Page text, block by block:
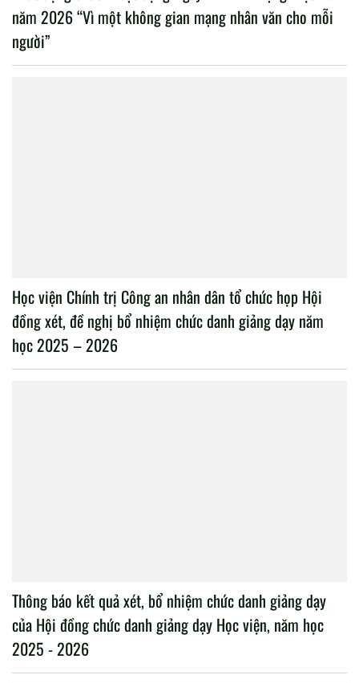
năm 2026 “Vì một không gian mạng nhân văn cho mỗi
người”
Học viện Chính trị Công an nhân dân tổ chức họp Hội
đồng xét, đề nghị bổ nhiệm chức danh giảng dạy năm
học 2025 – 2026
Thông báo kết quả xét, bổ nhiệm chức danh giảng dạy
của Hội đồng chức danh giảng dạy Học viện, năm học
2025 - 2026